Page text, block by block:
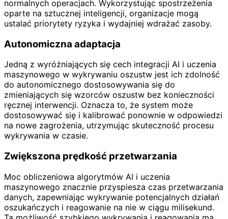
normalnych operacjach. Wykorzystując spostrzeżenia
oparte na sztucznej inteligencji, organizacje mogą
ustalać priorytety ryzyka i wydajniej wdrażać zasoby.
Autonomiczna adaptacja
Jedną z wyróżniających się cech integracji AI i uczenia
maszynowego w wykrywaniu oszustw jest ich zdolność
do autonomicznego dostosowywania się do
zmieniających się wzorców oszustw bez konieczności
ręcznej interwencji. Oznacza to, że system może
dostosowywać się i kalibrować ponownie w odpowiedzi
na nowe zagrożenia, utrzymując skuteczność procesu
wykrywania w czasie.
Zwiększona prędkość przetwarzania
Moc obliczeniowa algorytmów AI i uczenia
maszynowego znacznie przyspiesza czas przetwarzania
danych, zapewniając wykrywanie potencjalnych działań
oszukańczych i reagowanie na nie w ciągu milisekund.